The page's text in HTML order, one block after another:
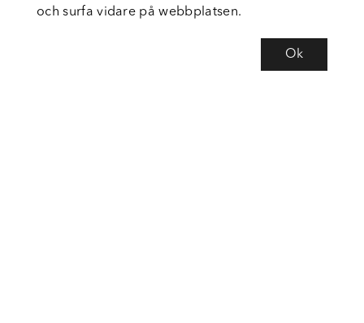
och surfa vidare på webbplatsen.
Ok